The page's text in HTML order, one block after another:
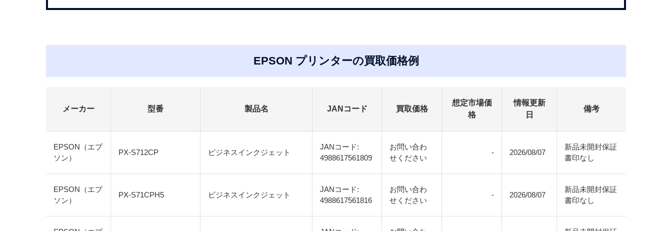
EPSON プリンターの買取価格例
メーカー 型番 製品名 JANコード 買取価格
想定市場価
格
情報更新
日
備考
EPSON（エプ
ソン）
PX-S712CP ビジネスインクジェット
JANコード:
4988617561809
お問い合わ
せください
- 2026/08/07
新品未開封保証
書印なし
EPSON（エプ
ソン）
PX-S71CPH5 ビジネスインクジェット
JANコード:
4988617561816
お問い合わ
せください
- 2026/08/07
新品未開封保証
書印なし